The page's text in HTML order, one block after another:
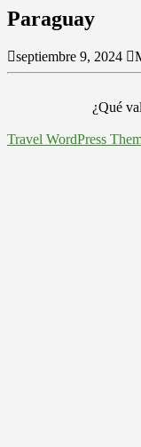
Paraguay
septiembre 9, 2024
¿Qué
Travel WordPress